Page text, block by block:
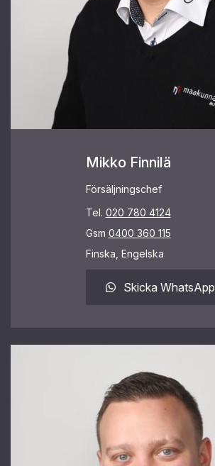
Mikko Finnilä
Försäljningschef
Tel. 020 780 4124
Gsm 0400 360 115
Finska, Engelska
Skicka WhatsApp